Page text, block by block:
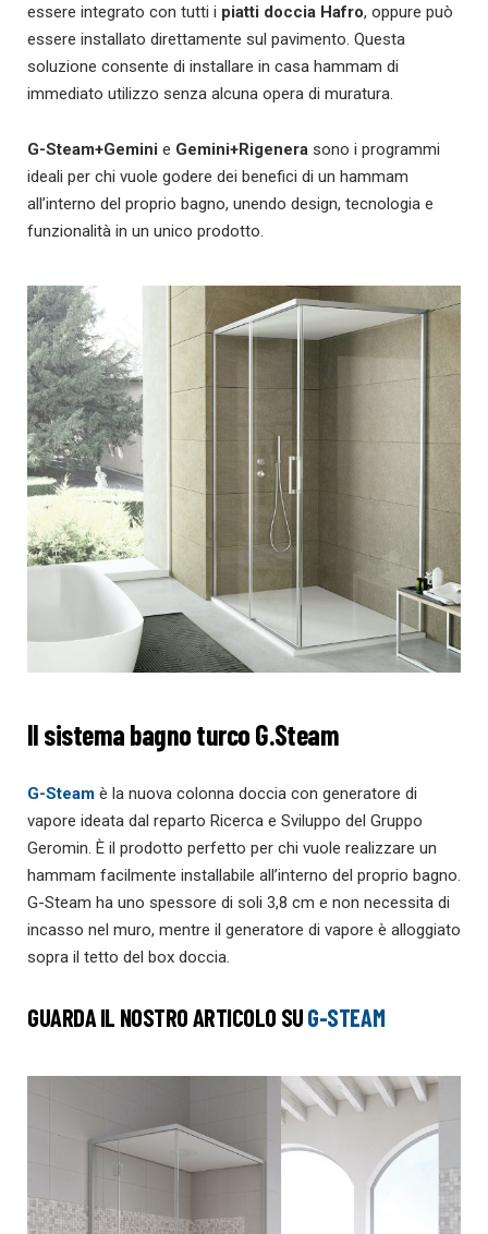
essere integrato con tutti i piatti doccia Hafro, oppure può
essere installato direttamente sul pavimento. Questa
soluzione consente di installare in casa hammam di
immediato utilizzo senza alcuna opera di muratura.
G-Steam+Gemini e Gemini+Rigenera sono i programmi
ideali per chi vuole godere dei benefici di un hammam
all’interno del proprio bagno, unendo design, tecnologia e
funzionalità in un unico prodotto.
Il sistema bagno turco G.Steam
G-Steam è la nuova colonna doccia con generatore di
vapore ideata dal reparto Ricerca e Sviluppo del Gruppo
Geromin. È il prodotto perfetto per chi vuole realizzare un
hammam facilmente installabile all’interno del proprio bagno.
G-Steam ha uno spessore di soli 3,8 cm e non necessita di
incasso nel muro, mentre il generatore di vapore è alloggiato
sopra il tetto del box doccia.
GUARDA IL NOSTRO ARTICOLO SUG-STEAM